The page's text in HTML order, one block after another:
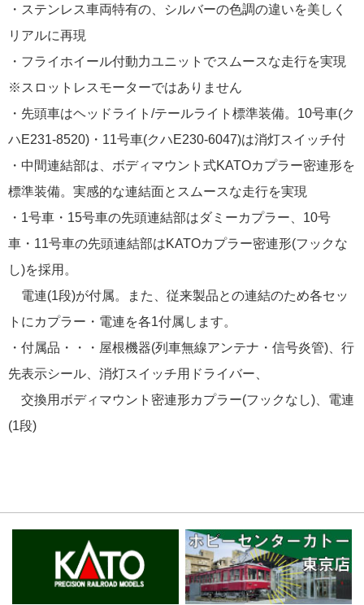
・ステンレス車両特有の、シルバーの色調の違いを美しく
リアルに再現
・フライホイール付動力ユニットでスムースな走行を実現
※スロットレスモーターではありません
・先頭車はヘッドライト/テールライト標準装備。10号車(ク
ハE231-8520)・11号車(クハE230-6047)は消灯スイッチ付
・中間連結部は、ボディマウント式KATOカプラー密連形を
標準装備。実感的な連結面とスムースな走行を実現
・1号車・15号車の先頭連結部はダミーカプラー、10号
車・11号車の先頭連結部はKATOカプラー密連形(フックな
し)を採用。
電連(1段)が付属。また、従来製品との連結のため各セッ
トにカプラー・電連を各1付属します。
・付属品・・・屋根機器(列車無線アンテナ・信号炎管)、行
先表示シール、消灯スイッチ用ドライバー、
交換用ボディマウント密連形カプラー(フックなし)、電連
(1段)